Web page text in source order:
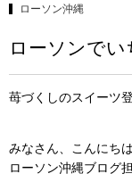
ローソン沖縄
ローソンでい
苺づくしのスイーツ
みなさん、こんにちは
ローソン沖縄ブログ